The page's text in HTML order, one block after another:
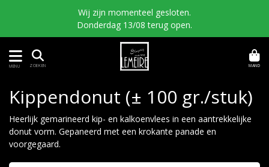
Wij zijn momenteel gesloten.
Donderdag 13/08 terug open.
MENU ZOEKEN MAND
Kippendonut (± 100 gr./stuk)
Heerlijk gemarineerd kip- en kalkoenvlees in een aantrekkelijke
donut vorm. Gepaneerd met een krokante panade en
voorgegaard.